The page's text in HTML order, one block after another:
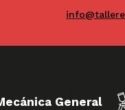
General